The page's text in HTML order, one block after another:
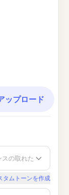
ップロード
の取れた
タムトーンを作成